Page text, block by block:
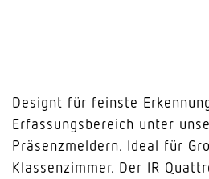
Designt für feinste
Erfassungsbereich unter
Präsenzmeldern. Ideal für
Klassenzimmer. Der IR